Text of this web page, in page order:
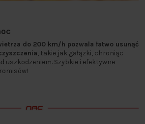
do 200 km/h pozwala łatwo usunąć
, takie jak gałązki, chroniąc
uszkodzeniem. Szybkie i efektywne